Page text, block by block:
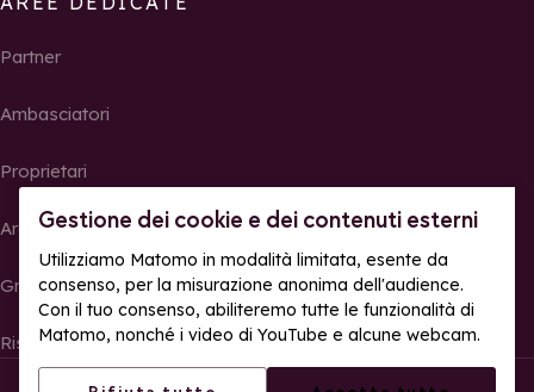
Gestione dei cookie e dei contenuti esterni
Utilizziamo Matomo in modalità limitata, esente da
consenso, per la misurazione anonima dell'audience.
Con il tuo consenso, abiliteremo tutte le funzionalità di
Matomo, nonché i video di YouTube e alcune webcam.
Partner
Ambasciatori
Proprietari
Area Stampa
Gruppi, seminari e tour operator
Risultati e foto delle gare
© La Rosière – Tutti i diritti riservati